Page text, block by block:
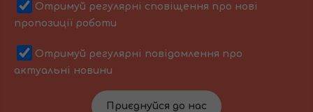
Отримуй регулярні сповіщення про нові
пропозиції роботи
Отримуй регулярні повідомлення про
актуальні новини
Приєднуйся до нас